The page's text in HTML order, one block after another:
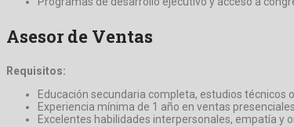
Asesor de Ventas
Requisitos:
Educación secundaria completa, estudios técnicos
Experiencia mínima de 1 año en ventas
Excelentes habilidades interpersonales, empatía y